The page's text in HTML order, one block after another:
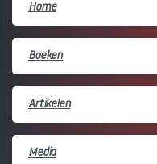
Home
Boeken
Artikelen
Media